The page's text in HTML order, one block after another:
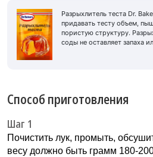
Разрыхлитель теста Dr.
придавать тесту объем,
пористую структуру.
соды не оставляет запаха
Способ приготовления
Шаг 1
Почистить лук, промыть,
весу должно быть грамм 180-